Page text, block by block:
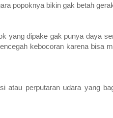
popoknya bikin gak betah
yang dipake gak punya daya
kebocoran karena bisa
atau perputaran udara yang